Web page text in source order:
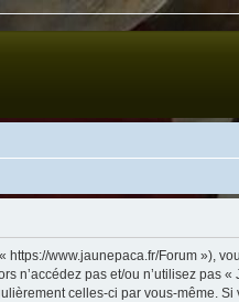
www.jaunepaca.fr/Forum »),
n’accédez pas et/ou n’utilisez pas
celles-ci par vous-même.